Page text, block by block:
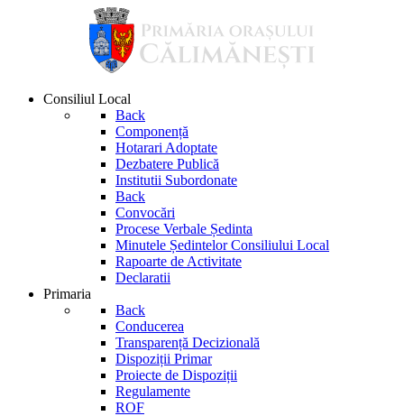
Consiliul Local
Back
Componență
Hotarari Adoptate
Dezbatere Publică
Institutii Subordonate
Back
Convocări
Procese Verbale Ședinta
Minutele Ședintelor Consiliului Local
Rapoarte de Activitate
Declaratii
Primaria
Back
Conducerea
Transparență Decizională
Dispoziții Primar
Proiecte de Dispoziții
Regulamente
ROF